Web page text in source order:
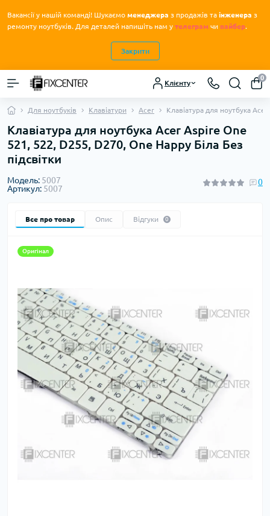
Вакансії у нашій команді! Шукаємо менеджера з продажів та інженера з
ремонту ноутбуків. Для деталей напишіть нам у телеграм чи вайбер.
Закрити
Клієнту
0
Для ноутбуків Клавіатури Acer Клавіатура для ноутбука
Клавіатура для ноутбука Acer Aspire One
521, 522, D255, D270, One Happy Біла Без
підсвітки
Модель: 5007
Артикул: 5007
0
Все про товар Опис Відгуки 0
Оригінал